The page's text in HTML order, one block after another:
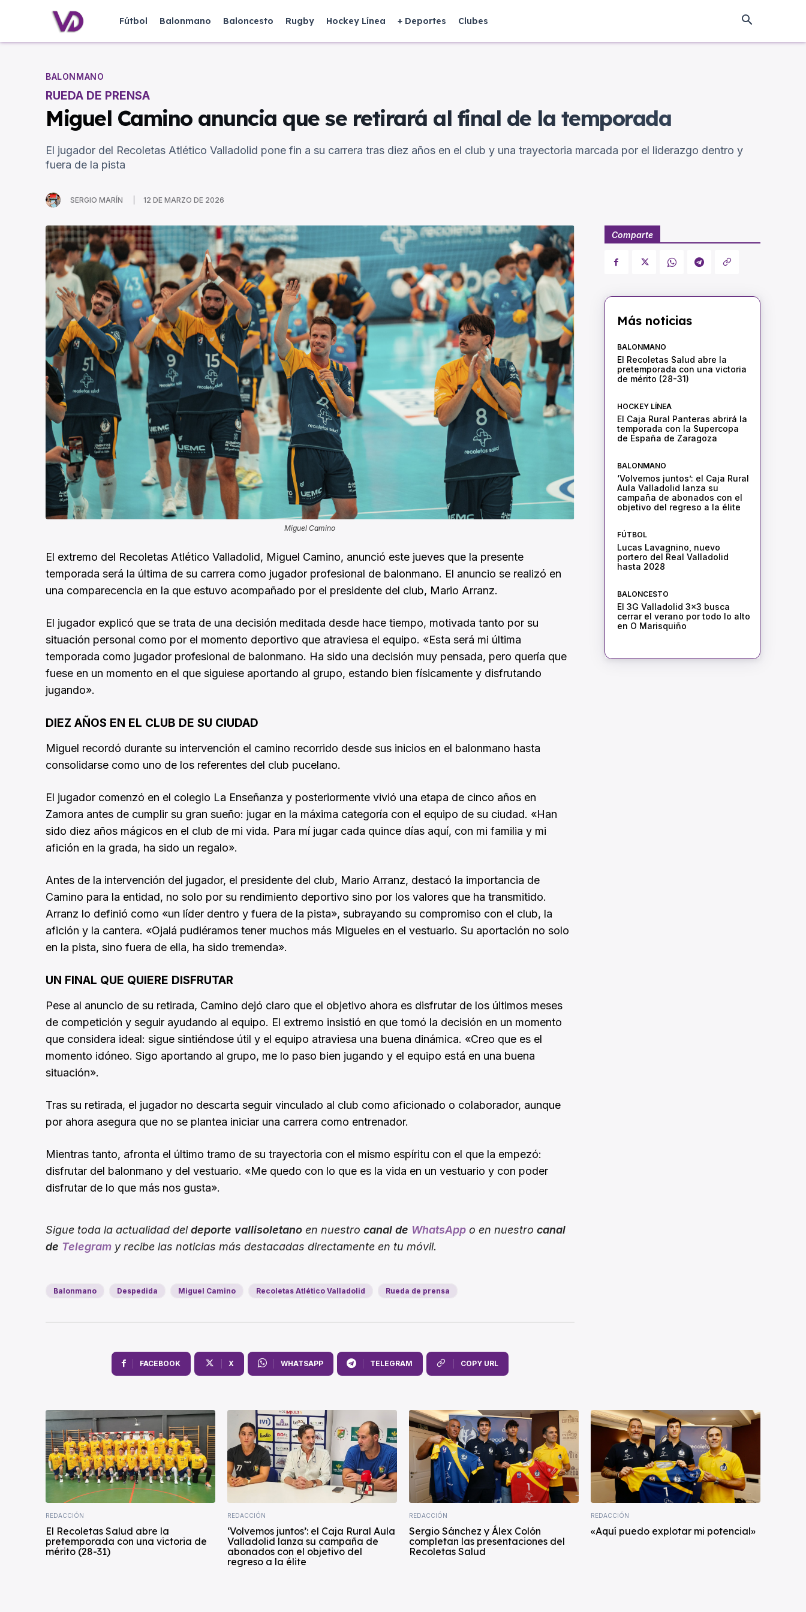
Fútbol Balonmano Baloncesto Rugby Hockey Línea + Deportes Clubes
BALONMANO
RUEDA DE PRENSA
Miguel Camino anuncia que se retirará al final de la temporada
El jugador del Recoletas Atlético Valladolid pone fin a su carrera tras diez años en el club y una trayectoria marcada por el liderazgo dentro y
fuera de la pista
SERGIO MARÍN 12 DE MARZO DE 2026
Miguel Camino
El extremo del Recoletas Atlético Valladolid, Miguel Camino, anunció este jueves que la presente
temporada será la última de su carrera como jugador profesional de balonmano. El anuncio se realizó en
una comparecencia en la que estuvo acompañado por el presidente del club, Mario Arranz.
El jugador explicó que se trata de una decisión meditada desde hace tiempo, motivada tanto por su
situación personal como por el momento deportivo que atraviesa el equipo. «Esta será mi última
temporada como jugador profesional de balonmano. Ha sido una decisión muy pensada, pero quería que
fuese en un momento en el que siguiese aportando al grupo, estando bien físicamente y disfrutando
jugando».
DIEZ AÑOS EN EL CLUB DE SU CIUDAD
Miguel recordó durante su intervención el camino recorrido desde sus inicios en el balonmano hasta
consolidarse como uno de los referentes del club pucelano.
El jugador comenzó en el colegio La Enseñanza y posteriormente vivió una etapa de cinco años en
Zamora antes de cumplir su gran sueño: jugar en la máxima categoría con el equipo de su ciudad. «Han
sido diez años mágicos en el club de mi vida. Para mí jugar cada quince días aquí, con mi familia y mi
afición en la grada, ha sido un regalo».
Antes de la intervención del jugador, el presidente del club, Mario Arranz, destacó la importancia de
Camino para la entidad, no solo por su rendimiento deportivo sino por los valores que ha transmitido.
Arranz lo definió como «un líder dentro y fuera de la pista», subrayando su compromiso con el club, la
afición y la cantera. «Ojalá pudiéramos tener muchos más Migueles en el vestuario. Su aportación no solo
en la pista, sino fuera de ella, ha sido tremenda».
UN FINAL QUE QUIERE DISFRUTAR
Pese al anuncio de su retirada, Camino dejó claro que el objetivo ahora es disfrutar de los últimos meses
de competición y seguir ayudando al equipo. El extremo insistió en que tomó la decisión en un momento
que considera ideal: sigue sintiéndose útil y el equipo atraviesa una buena dinámica. «Creo que es el
momento idóneo. Sigo aportando al grupo, me lo paso bien jugando y el equipo está en una buena
situación».
Tras su retirada, el jugador no descarta seguir vinculado al club como aficionado o colaborador, aunque
por ahora asegura que no se plantea iniciar una carrera como entrenador.
Mientras tanto, afronta el último tramo de su trayectoria con el mismo espíritu con el que la empezó:
disfrutar del balonmano y del vestuario. «Me quedo con lo que es la vida en un vestuario y con poder
disfrutar de lo que más nos gusta».
Sigue toda la actualidad deldeporte vallisoletano en nuestro canal de WhatsApp o en nuestro canal
de Telegram y recibe las noticias más destacadas directamente en tu móvil.
Balonmano Despedida Miguel Camino Recoletas Atlético Valladolid Rueda de prensa
FACEBOOK X WHATSAPP TELEGRAM COPY URL
Comparte
Más noticias
BALONMANO
El Recoletas Salud abre la
pretemporada con una victoria
de mérito (28-31)
HOCKEY LÍNEA
El Caja Rural Panteras abrirá la
temporada con la Supercopa
de España de Zaragoza
BALONMANO
‘Volvemos juntos’: el Caja Rural
Aula Valladolid lanza su
campaña de abonados con el
objetivo del regreso a la élite
FÚTBOL
Lucas Lavagnino, nuevo
portero del Real Valladolid
hasta 2028
BALONCESTO
El 3G Valladolid 3×3 busca
cerrar el verano por todo lo alto
en O Marisquiño
REDACCIÓN
El Recoletas Salud abre la
pretemporada con una victoria de
mérito (28-31)
REDACCIÓN
‘Volvemos juntos’: el Caja Rural Aula
Valladolid lanza su campaña de
abonados con el objetivo del
regreso a la élite
REDACCIÓN
Sergio Sánchez y Álex Colón
completan las presentaciones del
Recoletas Salud
REDACCIÓN
«Aquí puedo explotar mi potencial»